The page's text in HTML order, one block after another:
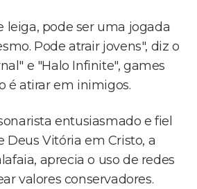
leiga, pode ser uma jogada
Pode atrair jovens", diz o
e "Halo Infinite", games
é atirar em inimigos.
entusiasmado e fiel
Deus Vitória em Cristo, a
aprecia o uso de redes
valores conservadores.